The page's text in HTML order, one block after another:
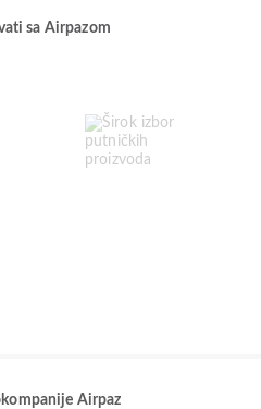
sa Airpazom
Airpaz